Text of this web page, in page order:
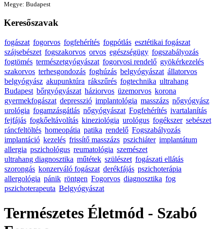
Megye: Budapest
Keresőszavak
fogászat fogorvos fogfehérítés fogpótlás esztétikai fogászat
szájsebészet fogszakorvos orvos egészségügy fogszabályozás
fogtömés természetgyógyászat fogorvosi rendelő gyökérkezelés
szakorvos terhesgondozás foghúzás belgyógyászat állatorvos
belgyógyász akupunktúra rákszűrés fogtechnika ultrahang
Budapest bőrgyógyászat háziorvos üzemorvos korona
gyermekfogászat depresszió implantológia masszázs nőgyógyász
urológia fogamzásgátlás nőgyógyászat Fogfehérítés ivartalanítás
fejfájás fogkőeltávolítás kineziológia urológus fogékszer sebészet
ráncfeltöltés homeopátia patika rendelő Fogszabályozás
implantáció kezelés frissítő masszázs pszichiáter implantátum
allergia pszichológus reumatológia szemészet
ultrahang diagnosztika műtétek szülészet fogászati ellátás
szorongás konzerváló fogászat derékfájás pszichoterápia
allergológia pánik röntgen Fogorvos diagnosztika fog
pszichoterapeuta Belgyógyászat
Természetes Életmód - Szabó